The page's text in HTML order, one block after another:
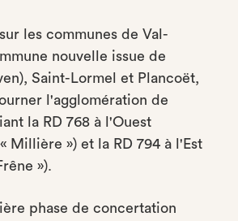
les communes de Val-
nouvelle issue de
Saint-Lormel et Plancoët,
l'agglomération de
la RD 768 à l'Ouest
Millière ») et la RD 794 à l'Est
»).
phase de concertation